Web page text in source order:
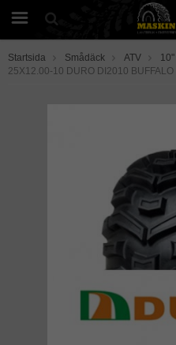
Startsida Smådäck ATV
10"
25X12.00-10 DURO DI2010 BUFFALO